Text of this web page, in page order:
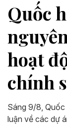
Quốc
hoạt
chính
Sáng 9/8,
luận về các dự